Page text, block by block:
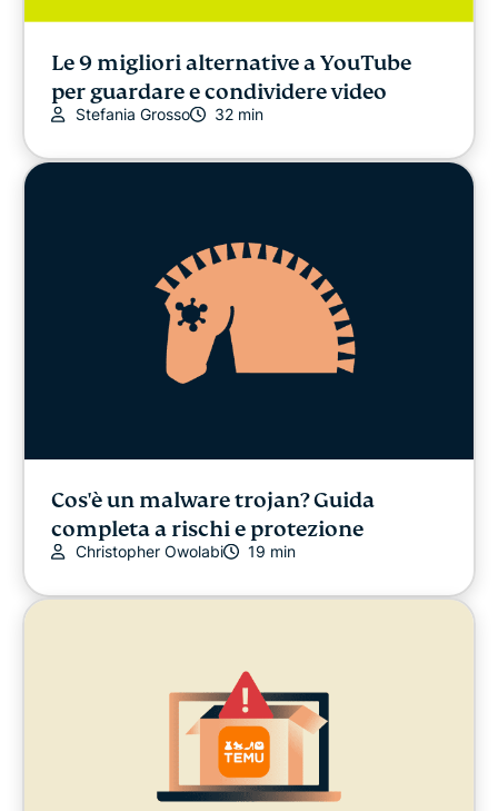
Le 9 migliori alternative a YouTube
per guardare e condividere video
Stefania Grosso 32 min
Cos'è un malware trojan? Guida
completa a rischi e protezione
Christopher Owolabi 19 min